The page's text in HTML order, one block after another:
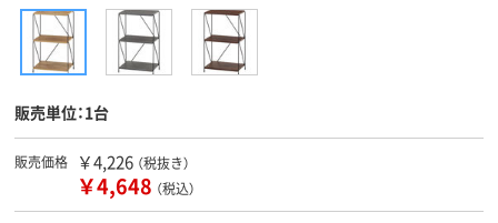
販売単位：1台
販売価格 ￥4,226 （税抜き）
￥4,648 （税込）